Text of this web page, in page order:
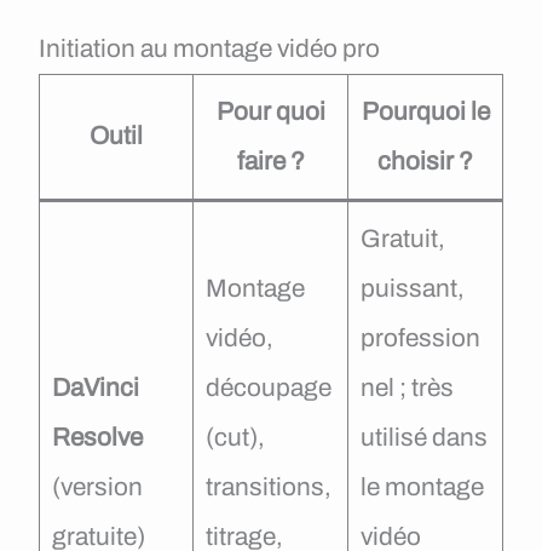
Initiation au montage vidéo pro
Outil
Pour quoi
faire ?
Pourquoi le
choisir ?
DaVinci
Resolve
(version
gratuite)
Montage
vidéo,
découpage
(cut),
transitions,
titrage,
Gratuit,
puissant,
profession
nel ; très
utilisé dans
le montage
vidéo